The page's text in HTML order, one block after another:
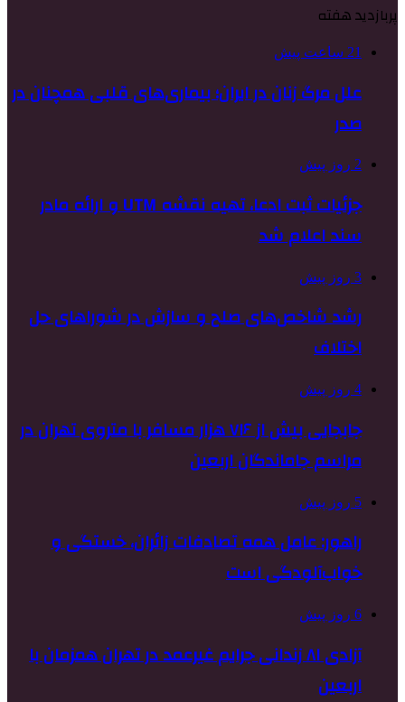
پربازدید هفته
21 ساعت پیش
علل مرگ زنان در ایران؛ بیماری‌های قلبی همچنان در
صدر
2 روز پیش
جزئیات ثبت ادعا، تهیه نقشه UTM و ارائه مادر
سند اعلام شد
3 روز پیش
رشد شاخص‌های صلح و سازش در شوراهای حل
اختلاف
4 روز پیش
جابجایی بیش از ۷۱۶ هزار مسافر با متروی تهران در
مراسم جاماندگان اربعین
5 روز پیش
راهور: عامل همه تصادفات زائران، خستگی و
خواب‌آلودگی است
6 روز پیش
آزادی ۸۱ زندانی جرایم غیرعمد در تهران همزمان با
اربعین